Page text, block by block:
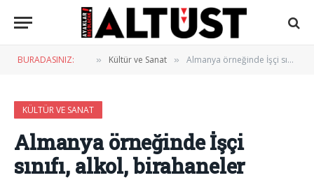
BURADASINIZ: » Kültür ve Sanat » Almanya örneğinde İşçi sınıfı, alkol, birahaneler
KÜLTÜR VE SANAT
Almanya örneğinde İşçi
sınıfı, alkol, birahaneler